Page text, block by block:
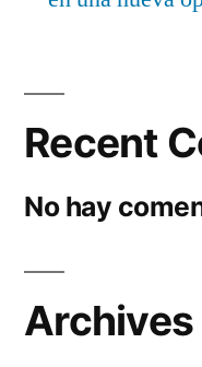
Recent
No hay
Archives